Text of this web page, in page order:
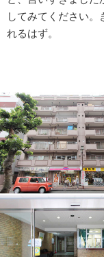
してみてください。
れるはず。